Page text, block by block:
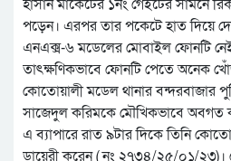
হাসান মার্কেটের ১নং গেইটের সামনে
পড়েন। এরপর তার পকেটে হাত দিয়ে
এনএক্স-৬ মডেলের মোবাইল ফোনটি
তাৎক্ষণিকভাবে ফোনটি পেতে অনেক
কোতোয়ালী মডেল থানার বন্দরবাজার
সাজেদুল করিমকে মৌখিকভাবে অবগত
এ ব্যাপারে রাত ৯টার দিকে তিনি
ডায়েরী করেন ( নং ২৭৩৪/২৫/০১/২৩)।